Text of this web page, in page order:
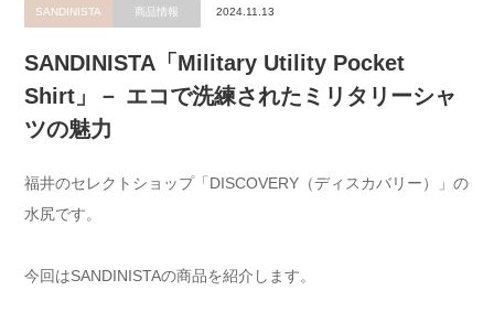
SANDINISTA 商品情報 2024.11.13
SANDINISTA「Military Utility Pocket
Shirt」－ エコで洗練されたミリタリーシャ
ツの魅力
福井のセレクトショップ「DISCOVERY（ディスカバリー）」の
水尻です。
今回はSANDINISTAの商品を紹介します。